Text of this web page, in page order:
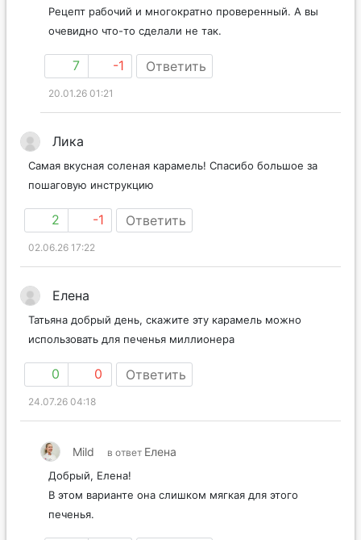
Рецепт рабочий и многократно проверенный. А вы
очевидно что-то сделали не так.
7 -1 Ответить
20.01.26 01:21
Лика
Самая вкусная соленая карамель! Спасибо большое за
пошаговую инструкцию
2 -1 Ответить
02.06.26 17:22
Елена
Татьяна добрый день, скажите эту карамель можно
использовать для печенья миллионера
0 0 Ответить
24.07.26 04:18
Mild в ответ Елена
Добрый, Елена!
В этом варианте она слишком мягкая для этого
печенья.